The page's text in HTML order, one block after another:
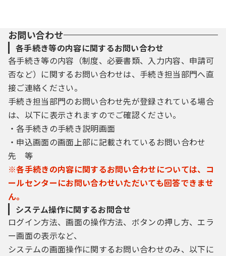
（１）利用者登録を行う際は、利用者ＩＤ、
パスワード、氏名、住所、その他の必要な事
項を本システム上で登録してください。
（２）住所、氏名、メールアドレス等に変更
があった場合は変更手続を行ってください。
（３）本システムは、利用者が登録したメー
ルアドレスへＵＲＬを送信します。利用者
は、メールに記載されているＵＲＬにアクセ
スすることで、本登録を行います。
（４）利用者登録にて登録された情報は、構
（５）利用者は、登録した利用者情報を使用
しなくなった場合に削除をすることができま
す。
４ 利用者ＩＤ・パスワード等の管理
利用者登録により事前に登録される利用者
お問い合わせ
各手続き等の内容に関するお問い合わせ
各手続き等の内容（制度、必要書類、入力内容、申請可
否など）に関するお問い合わせは、手続き担当部門へ直
接ご連絡ください。
手続き担当部門のお問い合わせ先が登録されている場合
は、以下に表示されますのでご確認ください。
・各手続きの手続き説明画面
・申込画面の画面上部に記載されているお問い合わせ
先 等
※各手続きの内容に関するお問い合わせについては、コ
ールセンターにお問い合わせいただいても回答できませ
ん。
システム操作に関するお問合せ
ログイン方法、画面の操作方法、ボタンの押し方、エラ
ー画面の表示など、
システムの画面操作に関するお問い合わせのみ、以下に